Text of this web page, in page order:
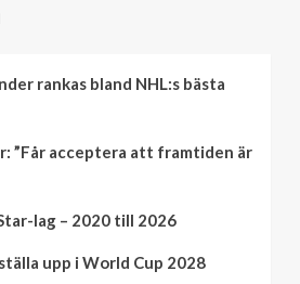
rankas bland NHL:s bästa
”Får acceptera att framtiden är
lag – 2020 till 2026
upp i World Cup 2028